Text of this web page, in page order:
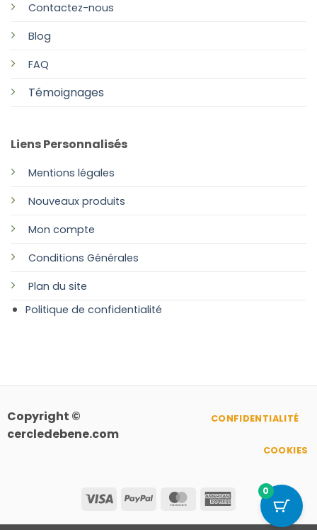
Contactez-nous
Blog
FAQ
Témoignages
Liens Personnalisés
Mentions légales
Nouveaux produits
Mon compte
Conditions Générales
Plan du site
Politique de confidentialité
Copyright ©
cercledebene.com
Visa PayPal MasterCardAmerican
Express
CONFIDENTIALITÉ
COOKIES
0